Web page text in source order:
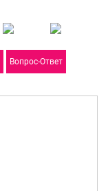
Вопрос-Ответ